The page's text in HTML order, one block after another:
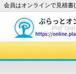
会員はオンラインで見積書(